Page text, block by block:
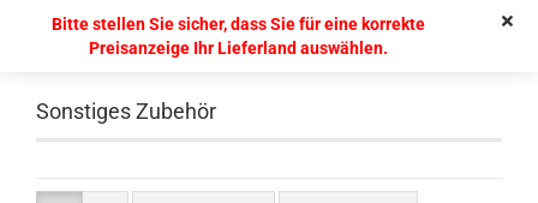
Bitte stellen Sie sicher, dass Sie für eine korrekte
Preisanzeige Ihr Lieferland auswählen.
Sonstiges Zubehör